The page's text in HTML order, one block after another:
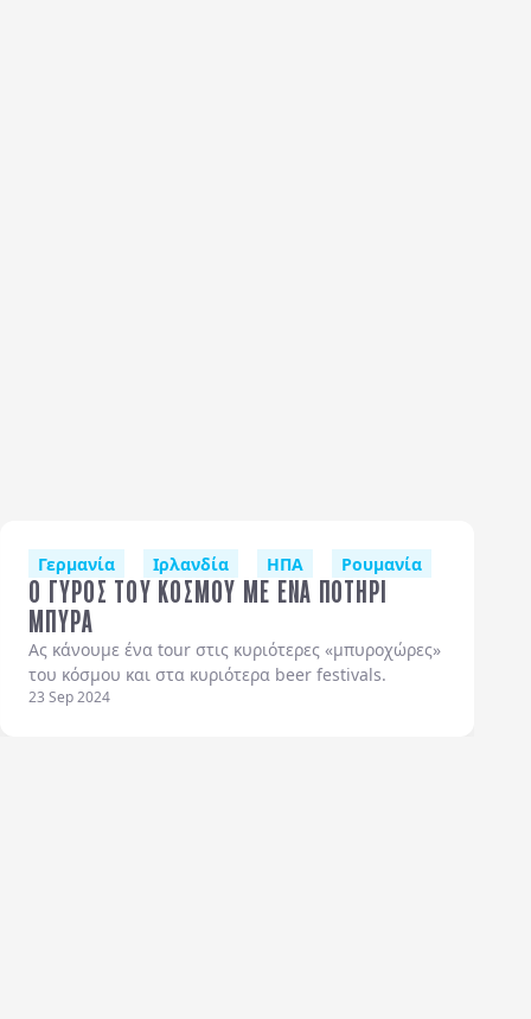
Χώρες Πορτογαλία Εσθονία
Γερμανία Ιρλανδία ΗΠΑ Ρουμανία
Ο ΓΥΡΟΣ ΤΟΥ ΚΟΣΜΟΥ ΜΕ ΕΝΑ ΠΟΤΗΡΙ
ΜΠΥΡΑ
Ας κάνουμε ένα tour στις κυριότερες «μπυροχώρες»
του κόσμου και στα κυριότερα beer festivals.
23 Sep 2024